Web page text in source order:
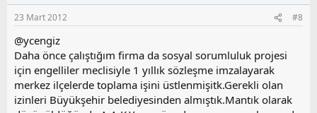
s
u
o
y
l
a
23 Mart 2012 #8
@ycengiz
Daha önce çalıştığım firma da sosyal sorumluluk projesi
için engelliler meclisiyle 1 yıllık sözleşme imzalayarak
merkez ilçelerde toplama işini üstlenmişitk.Gerekli olan
izinleri Büyükşehir belediyesinden almıştık.Mantık olarak